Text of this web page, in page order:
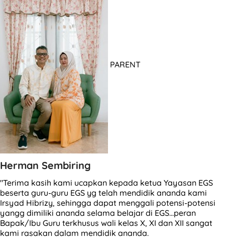
PARENT
Herman Sembiring
"Terima kasih kami ucapkan kepada ketua Yayasan EGS
beserta guru-guru EGS yg telah mendidik ananda kami
Irsyad Hibrizy, sehingga dapat menggali potensi-potensi
yangg dimiliki ananda selama belajar di EGS...peran
Bapak/Ibu Guru terkhusus wali kelas X, XI dan XII sangat
kami rasakan dalam mendidik ananda.